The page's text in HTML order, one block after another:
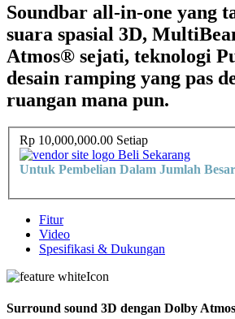
Soundbar all-in-one yang
suara spasial 3D,
Atmos® sejati, teknologi
desain ramping yang pas
ruangan mana pun.
Rp 10,000,000.00 Setiap
Beli Sekarang
Untuk Pembelian Dalam Jumlah
Fitur
Video
Spesifikasi & Dukungan
Surround sound 3D dengan Dolby